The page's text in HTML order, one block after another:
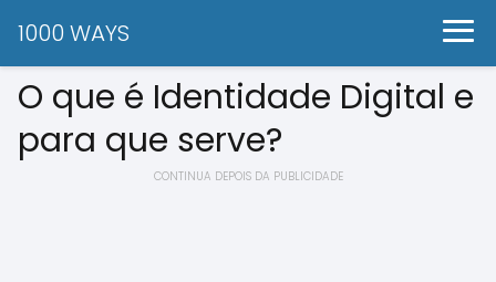
1000 WAYS
O que é Identidade Digital e
para que serve?
CONTINUA DEPOIS DA PUBLICIDADE